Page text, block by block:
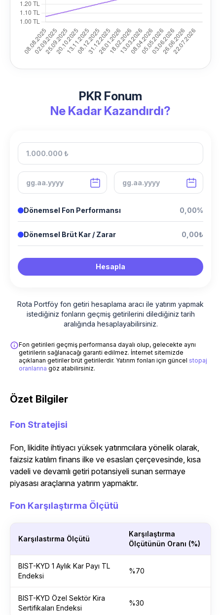
PKR Fonum
Ne Kadar Kazandırdı?
Dönemsel Fon Performansı 0,00%
Dönemsel Brüt Kar / Zarar 0,00₺
Hesapla
Rota Portföy fon getiri hesaplama aracı ile yatırım yapmak
istediğiniz fonların geçmiş getirilerini dilediğiniz tarih
aralığında hesaplayabilirsiniz.
Fon getirileri geçmiş performansa dayalı olup, gelecekte aynı
getirilerin sağlanacağı garanti edilmez. İnternet sitemizde
açıklanan getiriler brüt getirilerdir. Yatırım fonları için güncel stopaj
oranlarına göz atabilirsiniz.
Özet Bilgiler
Fon Stratejisi
Fon, likidite ihtiyacı yüksek yatırımcılara yönelik olarak,
faizsiz katılım finans ilke ve esasları çerçevesinde, kısa
vadeli ve devamlı getiri potansiyeli sunan sermaye
piyasası araçlarına yatırım yapmaktır.
Fon Karşılaştırma Ölçütü
Karşılastırma Ölçütü
Karşılaştırma
Ölçütünün Oranı (%)
BIST-KYD 1 Aylık Kar Payı TL
Endeksi
%70
BIST-KYD Özel Sektör Kira
Sertifikaları Endeksi
%30